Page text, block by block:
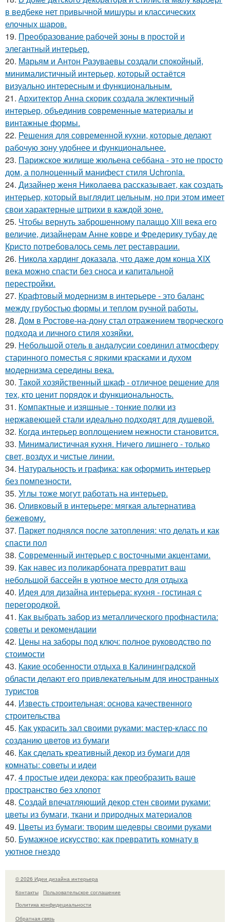
в ведбеке нет привычной мишуры и классических
елочных шаров.
19. Преобразование рабочей зоны в простой и
элегантный интерьер.
20. Марьям и Антон Разуваевы создали спокойный,
минималистичный интерьер, который остаётся
визуально интересным и функциональным.
21. Архитектор Анна скорик создала эклектичный
интерьер, объединив современные материалы и
винтажные формы.
22. Решения для современной кухни, которые делают
рабочую зону удобнее и функциональнее.
23. Парижское жилище жюльена себбана - это не просто
дом, а полноценный манифест стиля Uchronia.
24. Дизайнер женя Николаева рассказывает, как создать
интерьер, который выглядит цельным, но при этом имеет
свои характерные штрихи в каждой зоне.
25. Чтобы вернуть заброшенному палаццо Xiii века его
величие, дизайнерам Анне ковре и Фредерику тубау де
Кристо потребовалось семь лет реставрации.
26. Никола хардинг доказала, что даже дом конца XIX
века можно спасти без сноса и капитальной
перестройки.
27. Крафтовый модернизм в интерьере - это баланс
между грубостью формы и теплом ручной работы.
28. Дом в Ростове-на-дону стал отражением творческого
подхода и личного стиля хозяйки.
29. Небольшой отель в андалусии соединил атмосферу
старинного поместья с яркими красками и духом
модернизма середины века.
30. Такой хозяйственный шкаф - отличное решение для
тех, кто ценит порядок и функциональность.
31. Компактные и изящные - тонкие полки из
нержавеющей стали идеально подходят для душевой.
32. Когда интерьер воплощением нежности становится.
33. Минималистичная кухня. Ничего лишнего - только
свет, воздух и чистые линии.
34. Натуральность и графика: как оформить интерьер
без помпезности.
35. Углы тоже могут работать на интерьер.
36. Оливковый в интерьере: мягкая альтернатива
бежевому.
37. Паркет поднялся после затопления: что делать и как
спасти пол
38. Современный интерьер с восточными акцентами.
39. Как навес из поликарбоната превратит ваш
небольшой бассейн в уютное место для отдыха
40. Идея для дизайна интерьера: кухня - гостиная с
перегородкой.
41. Как выбрать забор из металлического профнастила:
советы и рекомендации
42. Цены на заборы под ключ: полное руководство по
стоимости
43. Какие особенности отдыха в Калининградской
области делают его привлекательным для иностранных
туристов
44. Известь строительная: основа качественного
строительства
45. Как украсить зал своими руками: мастер-класс по
созданию цветов из бумаги
46. Как сделать креативный декор из бумаги для
комнаты: советы и идеи
47. 4 простые идеи декора: как преобразить ваше
пространство без хлопот
48. Создай впечатляющий декор стен своими руками:
цветы из бумаги, ткани и природных материалов
49. Цветы из бумаги: творим шедевры своими руками
50. Бумажное искусство: как превратить комнату в
уютное гнездо
© 2026 Идеи дизайна интерьера
Контакты
Пользовательское соглашение
Политика конфидециальности
Обратная связь